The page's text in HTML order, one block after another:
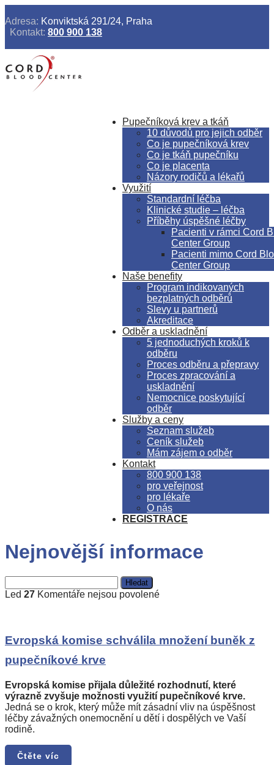
Adresa: Konviktská 291/24, Praha
Kontakt: 800 900 138
Pupečníková krev a tkáň
10 důvodů pro jejich odběr
Co je pupečníková krev
Co je tkáň pupečníku
Co je placenta
Názory rodičů a lékařů
Využití
Standardní léčba
Klinické studie – léčba
Příběhy úspěšné léčby
Pacienti v rámci Cord
Center Group
Pacienti mimo Cord
Center Group
Naše benefity
Program indikovaných
bezplatných odběrů
Slevy u partnerů
Akreditace
Odběr a uskladnění
5 jednoduchých kroků k
odběru
Proces odběru a přepravy
Proces zpracování a
uskladnění
Nemocnice poskytující
odběr
Služby a ceny
Seznam služeb
Ceník služeb
Mám zájem o odběr
Kontakt
800 900 138
pro veřejnost
pro lékaře
O nás
REGISTRACE
Nejnovější informace
Led 27 Komentáře nejsou povolenéu
Evropská
komise
buněk
z
pupečníkové
krve
Evropská komise schválila množení buněk z
pupečníkové krve
Evropská komise přijala důležité rozhodnutí, které
výrazně zvyšuje možnosti využití pupečníkové krve.
Jedná se o krok, který může mít zásadní vliv na úspěšnost
léčby závažných onemocnění u dětí i dospělých ve Vaší
rodině.
Čtěte víc